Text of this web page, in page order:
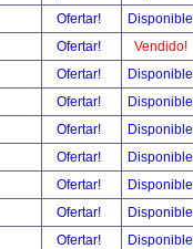
Ofertar!
Disponible
Ofertar!
Vendido!
Ofertar!
Disponible
Ofertar!
Disponible
Ofertar!
Disponible
Ofertar!
Disponible
Ofertar!
Disponible
Ofertar!
Disponible
Ofertar!
Disponible